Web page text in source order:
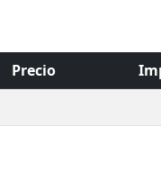
Precio